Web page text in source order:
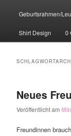
Geburtsrahmen/
Shirt Design 0
Neues
Veröffentlicht am
Freundinnen